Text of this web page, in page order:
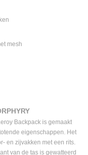
mesh
Backpack is gemaakt
eigenschappen. Het
en zijvakken met een rits.
van de tas is gewatteerd